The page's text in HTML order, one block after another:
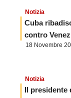
Notizia
Cuba
contro
18 Novembre
Notizia
Il presidente